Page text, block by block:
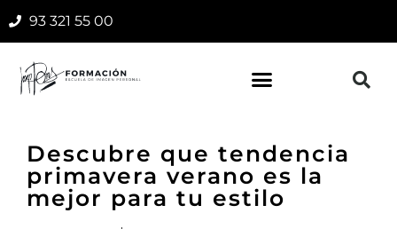
93 321 55 00
Descubre que tendencia
primavera verano es la
mejor para tu estilo